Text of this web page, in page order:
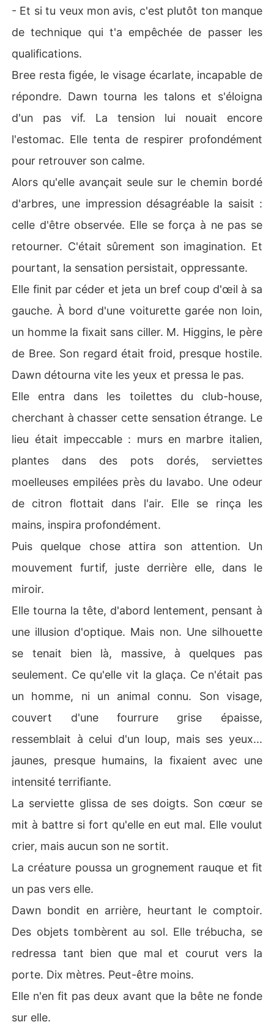
- Et si tu veux mon avis, c'est plutôt ton manque
de technique qui t'a empêchée de passer les
qualifications.
Bree resta figée, le visage écarlate, incapable de
répondre. Dawn tourna les talons et s'éloigna
d'un pas vif. La tension lui nouait encore
l'estomac. Elle tenta de respirer profondément
pour retrouver son calme.
Alors qu'elle avançait seule sur le chemin bordé
d'arbres, une impression désagréable la saisit :
celle d'être observée. Elle se força à ne pas se
retourner. C'était sûrement son imagination. Et
pourtant, la sensation persistait, oppressante.
Elle finit par céder et jeta un bref coup d'œil à sa
gauche. À bord d'une voiturette garée non loin,
un homme la fixait sans ciller. M. Higgins, le père
de Bree. Son regard était froid, presque hostile.
Dawn détourna vite les yeux et pressa le pas.
Elle entra dans les toilettes du club-house,
cherchant à chasser cette sensation étrange. Le
lieu était impeccable : murs en marbre italien,
plantes dans des pots dorés, serviettes
moelleuses empilées près du lavabo. Une odeur
de citron flottait dans l'air. Elle se rinça les
mains, inspira profondément.
Puis quelque chose attira son attention. Un
mouvement furtif, juste derrière elle, dans le
miroir.
Elle tourna la tête, d'abord lentement, pensant à
une illusion d'optique. Mais non. Une silhouette
se tenait bien là, massive, à quelques pas
seulement. Ce qu'elle vit la glaça. Ce n'était pas
un homme, ni un animal connu. Son visage,
couvert d'une fourrure grise épaisse,
ressemblait à celui d'un loup, mais ses yeux...
jaunes, presque humains, la fixaient avec une
intensité terrifiante.
La serviette glissa de ses doigts. Son cœur se
mit à battre si fort qu'elle en eut mal. Elle voulut
crier, mais aucun son ne sortit.
La créature poussa un grognement rauque et fit
un pas vers elle.
Dawn bondit en arrière, heurtant le comptoir.
Des objets tombèrent au sol. Elle trébucha, se
redressa tant bien que mal et courut vers la
porte. Dix mètres. Peut-être moins.
Elle n'en fit pas deux avant que la bête ne fonde
sur elle.